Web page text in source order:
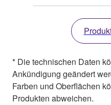
* Die technischen Daten
Ankündigung geändert
Farben und Oberflächen
Produkten abweichen.